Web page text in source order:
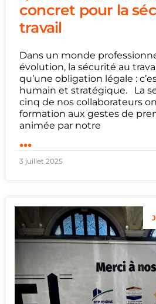
concret pour la
travail
Dans un monde
évolution, la sécurité au
qu’une obligation légale :
humain et stratégique. La
cinq de nos collaborateurs
formation aux gestes de
animée par notre
...
3 juillet 2025